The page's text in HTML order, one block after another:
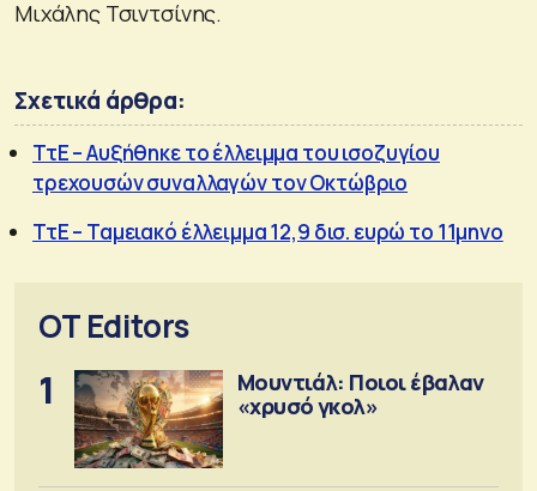
Μιχάλης Τσιντσίνης.
Σχετικά άρθρα:
ΤτΕ – Αυξήθηκε το έλλειμμα του ισοζυγίου
τρεχουσών συναλλαγών τον Οκτώβριο
ΤτΕ – Ταμειακό έλλειμμα 12,9 δισ. ευρώ το 11μηνο
OT Editors
1
Μουντιάλ: Ποιοι έβαλαν
«χρυσό γκολ»